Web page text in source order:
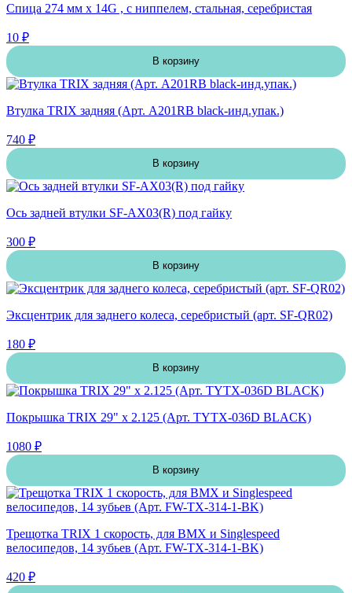
Спица 274 мм x 14G , с ниппелем, стальная, серебристая
10 ₽
В корзину
Втулка TRIX задняя (Арт. A201RB black-инд.упак.)
740 ₽
В корзину
Ось задней втулки SF-AX03(R) под гайку
300 ₽
В корзину
Эксцентрик для заднего колеса, серебристый (арт. SF-QR02)
180 ₽
В корзину
Покрышка TRIX 29" х 2.125 (Арт. TYTX-036D BLACK)
1080 ₽
В корзину
Трещотка TRIX 1 скорость, для BMX и Singlespeed
велосипедов, 14 зубьев (Арт. FW-TX-314-1-BK)
420 ₽